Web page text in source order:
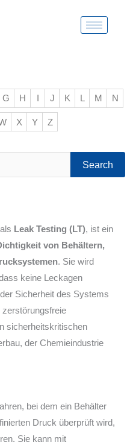
G H I J K L M N
X Y Z
Leak Testing (LT), ist ein
von Behältern,
. Sie wird
keine Leckagen
Sicherheit des Systems
zerstörungsfreie
sicherheitskritischen
der Chemieindustrie
bei dem ein Behälter
Druck überprüft wird,
Sie kann mit